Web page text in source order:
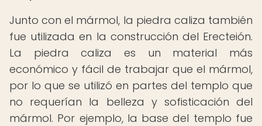
Junto con el mármol, la piedra caliza también
fue utilizada en la construcción del Erecteión.
La piedra caliza es un material más
económico y fácil de trabajar que el mármol,
por lo que se utilizó en partes del templo que
no requerían la belleza y sofisticación del
mármol. Por ejemplo, la base del templo fue